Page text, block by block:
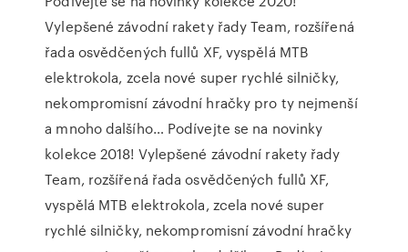
Vylepšené závodní rakety řady Team, rozšířená
řada osvědčených fullů XF, vyspělá MTB
elektrokola, zcela nové super rychlé silničky,
nekompromisní závodní hračky pro ty nejmenší
a mnoho dalšího… Podívejte se na novinky
kolekce 2018! Vylepšené závodní rakety řady
Team, rozšířená řada osvědčených fullů XF,
vyspělá MTB elektrokola, zcela nové super
rychlé silničky, nekompromisní závodní hračky